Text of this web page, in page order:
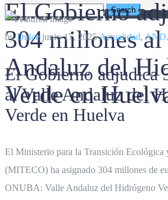
669 67 92 85
El Gobierno
304 millones al
Andaluz del
Verde en
byDulce junio 17, 2025Actualidad,
El Gobierno adjudica
al Valle Andaluz del
Verde en Huelva
El Ministerio para la Transición Ecológica
(MITECO) ha asignado 304 millones de
ONUBA: Valle Andaluz del Hidrógeno